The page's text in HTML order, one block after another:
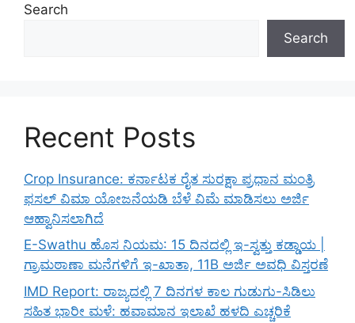
Search
Search
Recent Posts
Crop Insurance: ಕರ್ನಾಟಕ ರೈತ ಸುರಕ್ಷಾ ಪ್ರಧಾನ ಮಂತ್ರಿ
ಫಸಲ್ ವಿಮಾ ಯೋಜನೆಯಡಿ ಬೆಳೆ ವಿಮೆ ಮಾಡಿಸಲು ಅರ್ಜಿ
ಆಹ್ವಾನಿಸಲಾಗಿದೆ
E-Swathu ಹೊಸ ನಿಯಮ: 15 ದಿನದಲ್ಲಿ ಇ-ಸ್ವತ್ತು ಕಡ್ಡಾಯ |
ಗ್ರಾಮಠಾಣಾ ಮನೆಗಳಿಗೆ ಇ-ಖಾತಾ, 11B ಅರ್ಜಿ ಅವಧಿ ವಿಸ್ತರಣೆ
IMD Report: ರಾಜ್ಯದಲ್ಲಿ 7 ದಿನಗಳ ಕಾಲ ಗುಡುಗು-ಸಿಡಿಲು
ಸಹಿತ ಭಾರೀ ಮಳೆ: ಹವಾಮಾನ ಇಲಾಖೆ ಹಳದಿ ಎಚ್ಚರಿಕೆ